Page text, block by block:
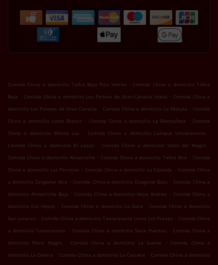
Comida China a domicilio Tafira Baja Pico Viento . Comida China a domicilio Tafira
Baja . Comida China a domicilio Las Palmas de Gran Canaria Isleta . Comida China a
domicilio Las Palmas de Gran Canaria . Comida China a domicilio La Matula . Comida
China a domicilio Lomo Blanco . Comida China a domicilio La Montañeta . Comida
China a domicilio Monte Luz
. Comida China a domicilio Campus Universitario
.
Comida China a domicilio El Lasso
. Comida China a domicilio Salto del Negro
.
Comida China a domicilio Almatriche . Comida China a domicilio Tafira Alta . Comida
China a domicilio Las Perreras . Comida China a domicilio La Calzada . Comida China
a domicilio Dragonal Alto . Comida China a domicilio Dragonal Bajo . Comida China a
domicilio Almatriche Bajo . Comida China a domicilio Hoya Andrea . Comida China a
domicilio Los Hoyos . Comida China a domicilio La Data . Comida China a domicilio
San Lorenzo . Comida China a domicilio Tamaraceite Lomo Los Frailes . Comida China
a domicilio Tamaraceite . Comida China a domicilio Siete Puertas . Comida China a
domicilio Risco Negro
. Comida China a domicilio La Suerte . Comida China a
domicilio La Galera . Comida China a domicilio La Cazuela . Comida China a domicilio